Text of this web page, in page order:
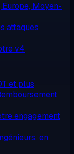
Moyen-
attaques
v4
et plus
engagement
en